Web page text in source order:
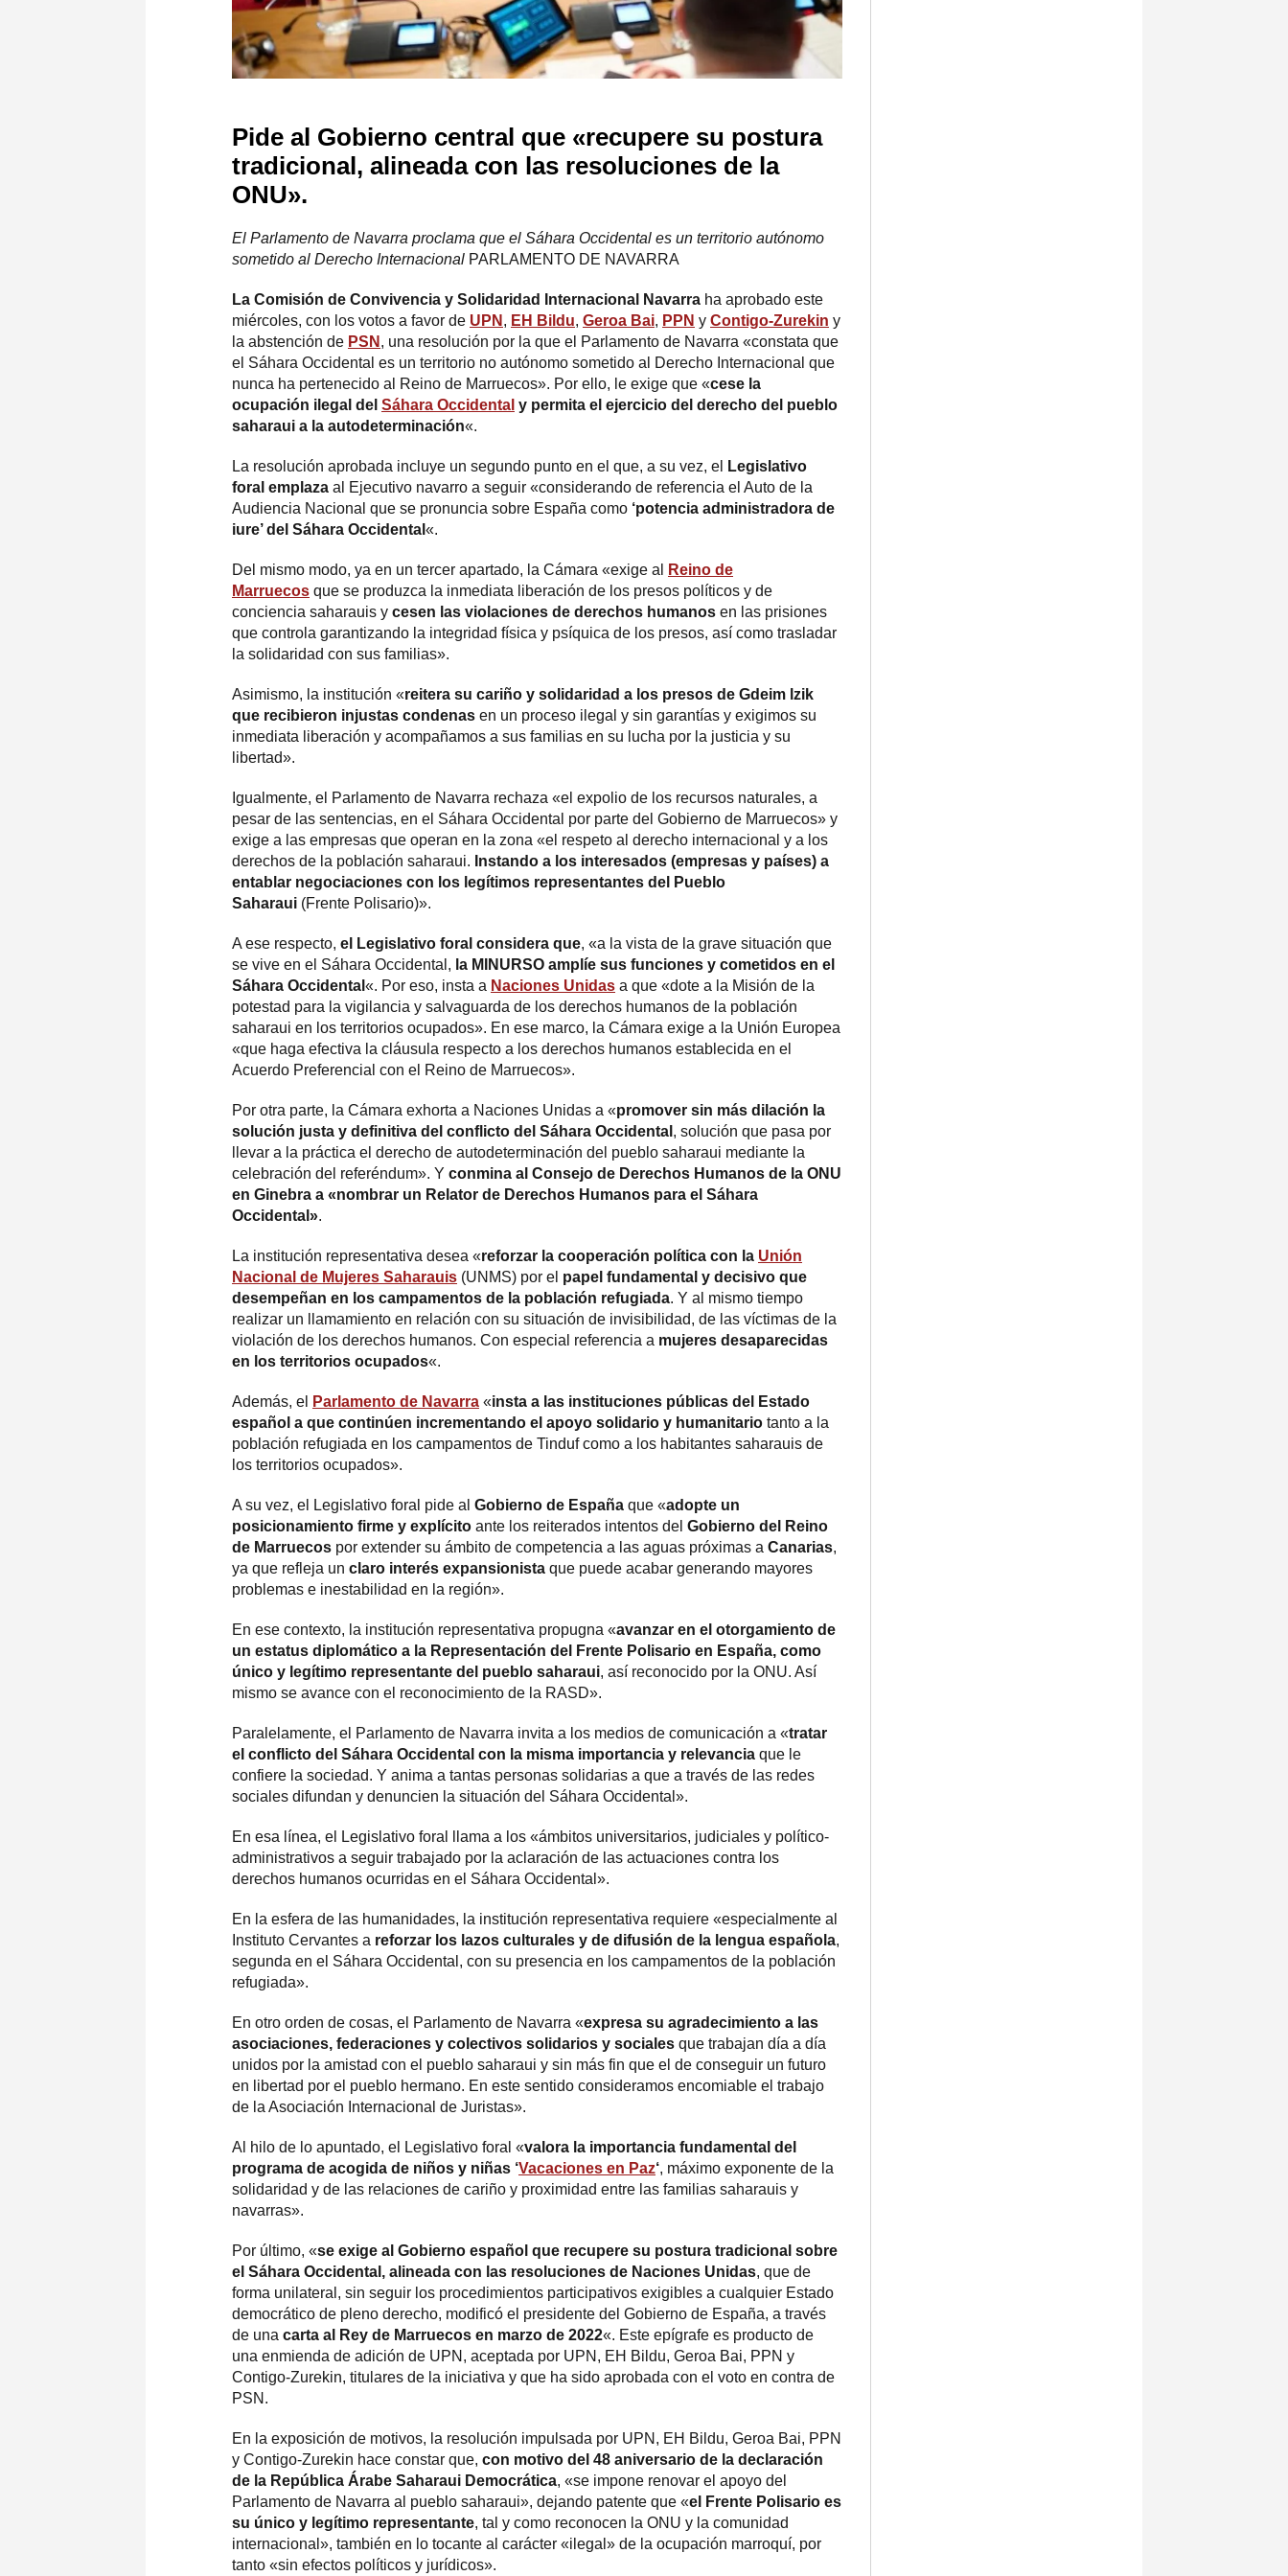
Pide al Gobierno central que «recupere su postura
tradicional, alineada con las resoluciones de la
ONU».
El Parlamento de Navarra proclama que el Sáhara Occidental es un territorio autónomo
sometido al Derecho Internacional PARLAMENTO DE NAVARRA
La Comisión de Convivencia y Solidaridad Internacional Navarra ha aprobado este
miércoles, con los votos a favor de UPN , EH Bildu, Geroa Bai, PPN y Contigo-Zurekin y
la abstención de PSN , una resolución por la que el Parlamento de Navarra «constata que
el Sáhara Occidental es un territorio no autónomo sometido al Derecho Internacional que
nunca ha pertenecido al Reino de Marruecos». Por ello, le exige que «cese la
ocupación ilegal del Sáhara Occidental y permita el ejercicio del derecho del pueblo
saharaui a la autodeterminación«.
La resolución aprobada incluye un segundo punto en el que, a su vez, el
Legislativo
foral emplaza al Ejecutivo navarro a seguir «considerando de referencia el Auto de la
Audiencia Nacional que se pronuncia sobre España como ‘potencia administradora de
iure’ del Sáhara Occidental «.
Del mismo modo, ya en un tercer apartado, la Cámara «exige al
Reino de
Marruecos que se produzca la inmediata liberación de los presos políticos y de
conciencia saharauis y cesen las violaciones de derechos humanos en las prisiones
que controla garantizando la integridad física y psíquica de los presos, así como trasladar
la solidaridad con sus familias».
Asimismo, la institución «reitera su cariño y solidaridad a los presos de Gdeim lzik
que recibieron injustas condenas en un proceso ilegal y sin garantías y exigimos su
inmediata liberación y acompañamos a sus familias en su lucha por la justicia y su
libertad».
Igualmente, el Parlamento de Navarra rechaza «el expolio de los recursos naturales, a
pesar de las sentencias, en el Sáhara Occidental por parte del Gobierno de Marruecos» y
exige a las empresas que operan en la zona «el respeto al derecho internacional y a los
derechos de la población saharaui. Instando a los interesados (empresas y países) a
entablar negociaciones con los legítimos representantes del Pueblo
Saharaui (Frente Polisario)».
A ese respecto, el Legislativo foral considera que, «a la vista de la grave situación que
se vive en el Sáhara Occidental, la MINURSO amplíe sus funciones y cometidos en el
Sáhara Occidental «. Por eso, insta a Naciones Unidas a que «dote a la Misión de la
potestad para la vigilancia y salvaguarda de los derechos humanos de la población
saharaui en los territorios ocupados». En ese marco, la Cámara exige a la Unión Europea
«que haga efectiva la cláusula respecto a los derechos humanos establecida en el
Acuerdo Preferencial con el Reino de Marruecos».
Por otra parte, la Cámara exhorta a Naciones Unidas a «promover sin más dilación la
solución justa y definitiva del conflicto del Sáhara Occidental , solución que pasa por
llevar a la práctica el derecho de autodeterminación del pueblo saharaui mediante la
celebración del referéndum». Y conmina al Consejo de Derechos Humanos de la ONU
en Ginebra a «nombrar un Relator de Derechos Humanos para el Sáhara
Occidental».
La institución representativa desea «reforzar la cooperación política con la Unión
Nacional de Mujeres Saharauis (UNMS) por el papel fundamental y decisivo que
desempeñan en los campamentos de la población refugiada. Y al mismo tiempo
realizar un llamamiento en relación con su situación de invisibilidad, de las víctimas de la
violación de los derechos humanos. Con especial referencia a mujeres desaparecidas
en los territorios ocupados«.
Además, el Parlamento de Navarra «insta a las instituciones públicas del Estado
español a que continúen incrementando el apoyo solidario y humanitario tanto a la
población refugiada en los campamentos de Tinduf como a los habitantes saharauis de
los territorios ocupados».
A su vez, el Legislativo foral pide al Gobierno de España que «adopte un
posicionamiento firme y explícito ante los reiterados intentos del Gobierno del Reino
de Marruecos por extender su ámbito de competencia a las aguas próximas a Canarias,
ya que refleja un claro interés expansionista que puede acabar generando mayores
problemas e inestabilidad en la región».
En ese contexto, la institución representativa propugna «avanzar en el otorgamiento de
un estatus diplomático a la Representación del Frente Polisario en España, como
único y legítimo representante del pueblo saharaui, así reconocido por la ONU. Así
mismo se avance con el reconocimiento de la RASD».
Paralelamente, el Parlamento de Navarra invita a los medios de comunicación a «tratar
el conflicto del Sáhara Occidental con la misma importancia y relevancia que le
confiere la sociedad. Y anima a tantas personas solidarias a que a través de las redes
sociales difundan y denuncien la situación del Sáhara Occidental».
En esa línea, el Legislativo foral llama a los «ámbitos universitarios, judiciales y político-
administrativos a seguir trabajado por la aclaración de las actuaciones contra los
derechos humanos ocurridas en el Sáhara Occidental».
En la esfera de las humanidades, la institución representativa requiere «especialmente al
Instituto Cervantes a reforzar los lazos culturales y de difusión de la lengua española,
segunda en el Sáhara Occidental, con su presencia en los campamentos de la población
refugiada».
En otro orden de cosas, el Parlamento de Navarra «expresa su agradecimiento a las
asociaciones, federaciones y colectivos solidarios y sociales que trabajan día a día
unidos por la amistad con el pueblo saharaui y sin más fin que el de conseguir un futuro
en libertad por el pueblo hermano. En este sentido consideramos encomiable el trabajo
de la Asociación Internacional de Juristas».
Al hilo de lo apuntado, el Legislativo foral «valora la importancia fundamental del
programa de acogida de niños y niñas ‘Vacaciones en Paz‘, máximo exponente de la
solidaridad y de las relaciones de cariño y proximidad entre las familias saharauis y
navarras».
Por último, «se exige al Gobierno español que recupere su postura tradicional sobre
el Sáhara Occidental, alineada con las resoluciones de Naciones Unidas, que de
forma unilateral, sin seguir los procedimientos participativos exigibles a cualquier Estado
democrático de pleno derecho, modificó el presidente del Gobierno de España, a través
de una carta al Rey de Marruecos en marzo de 2022«. Este epígrafe es producto de
una enmienda de adición de UPN, aceptada por UPN, EH Bildu, Geroa Bai, PPN y
Contigo-Zurekin, titulares de la iniciativa y que ha sido aprobada con el voto en contra de
PSN.
En la exposición de motivos, la resolución impulsada por UPN, EH Bildu, Geroa Bai, PPN
y Contigo-Zurekin hace constar que, con motivo del 48 aniversario de la declaración
de la República Árabe Saharaui Democrática, «se impone renovar el apoyo del
Parlamento de Navarra al pueblo saharaui», dejando patente que «el Frente Polisario es
su único y legítimo representante, tal y como reconocen la ONU y la comunidad
internacional», también en lo tocante al carácter «ilegal» de la ocupación marroquí, por
tanto «sin efectos políticos y jurídicos».